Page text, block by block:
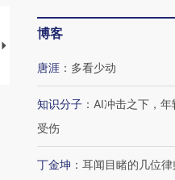
【推广】走进第四届链博
会，让数智科技“链”接产
博客
唐涯 ： 多看少动
知识分子 ： AI冲击之下，
受伤
丁金坤 ： 耳闻目睹的几位律